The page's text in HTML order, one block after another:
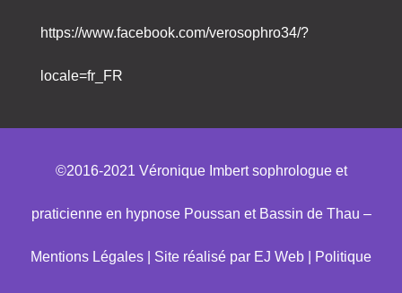
https://www.facebook.com/verosophro34/?
locale=fr_FR
©2016-2021 Véronique Imbert sophrologue et
praticienne en hypnose Poussan et Bassin de Thau –
Mentions Légales Site réalisé par EJ Web Politique